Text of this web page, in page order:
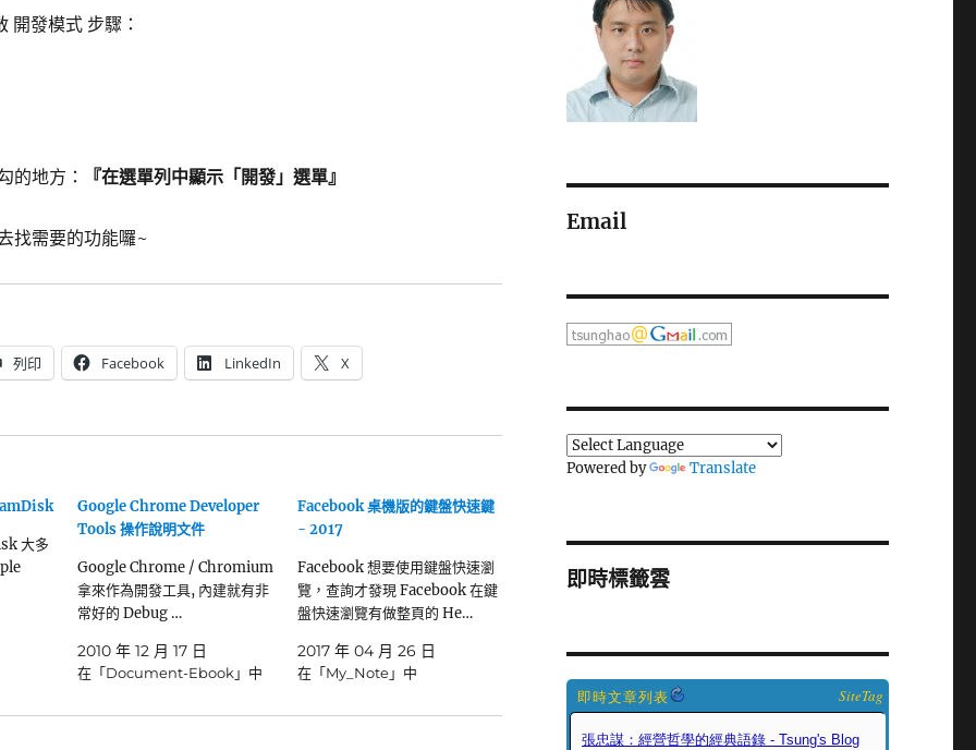
發模式 步驟：
的地方： 『在選單列中顯示「開發」選單』
找需要的功能囉~
列印 Facebook LinkedIn X
大多
Google Chrome Developer
Tools 操作說明文件
Google Chrome / Chromium
拿來作為開發工具, 內建就有非
常好的 Debug …
2010 年 12 月 17 日
在「Document-Ebook」中
Facebook 桌機版的鍵盤快速鍵
- 2017
Facebook 想要使用鍵盤快速瀏
覽，查詢才發現 Facebook 在鍵
盤快速瀏覽有做整頁的 He…
2017 年 04 月 26 日
在「My_Note」中
Email
Powered by Translate
即時標籤雲
SiteTag